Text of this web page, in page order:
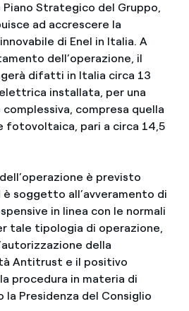
Piano Strategico del Gruppo,
ad accrescere la
di Enel in Italia. A
dell’operazione, il
difatti in Italia circa 13
installata, per una
compresa quella
fotovoltaica, pari a circa 14,5
è previsto
è soggetto all’avveramento di
in linea con le normali
tale tipologia di operazione,
della
Antitrust e il positivo
procedura in materia di
la Presidenza del Consiglio